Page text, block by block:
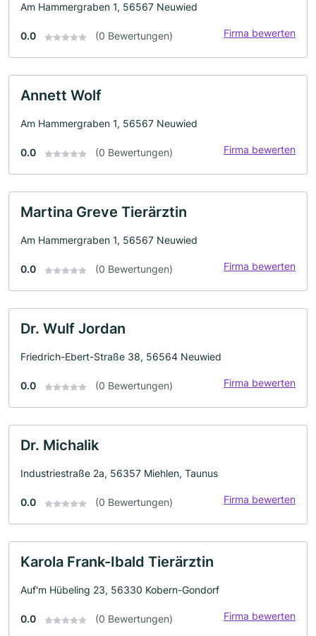
Am Hammergraben 1, 56567 Neuwied
0.0 (0 Bewertungen) Firma bewerten
Annett Wolf
Am Hammergraben 1, 56567 Neuwied
0.0 (0 Bewertungen) Firma bewerten
Martina Greve Tierärztin
Am Hammergraben 1, 56567 Neuwied
0.0 (0 Bewertungen) Firma bewerten
Dr. Wulf Jordan
Friedrich-Ebert-Straße 38, 56564 Neuwied
0.0 (0 Bewertungen) Firma bewerten
Dr. Michalik
Industriestraße 2a, 56357 Miehlen, Taunus
0.0 (0 Bewertungen) Firma bewerten
Karola Frank-Ibald Tierärztin
Auf'm Hübeling 23, 56330 Kobern-Gondorf
0.0 (0 Bewertungen) Firma bewerten